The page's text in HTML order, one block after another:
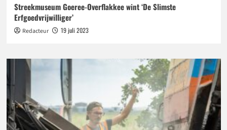
Streekmuseum Goeree-Overflakkee wint ‘De Slimste
Erfgoedvrijwilliger’
Redacteur 19 juli 2023